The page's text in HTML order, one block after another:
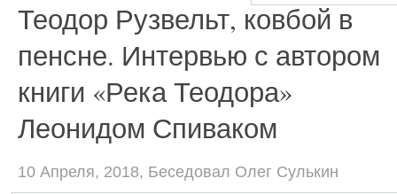
Теодор Рузвельт, ковбой в
пенсне. Интервью с автором
книги «Река Теодора»
Леонидом Спиваком
10 Апреля, 2018, Беседовал Олег Сулькин